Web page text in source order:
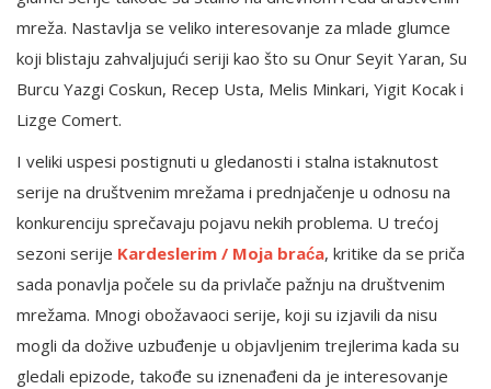
mreža. Nastavlja se veliko interesovanje za mlade glumce
koji blistaju zahvaljujući seriji kao što su Onur Seyit Yaran, Su
Burcu Yazgi Coskun, Recep Usta, Melis Minkari, Yigit Kocak i
Lizge Comert.
I veliki uspesi postignuti u gledanosti i stalna istaknutost
serije na društvenim mrežama i prednjačenje u odnosu na
konkurenciju sprečavaju pojavu nekih problema. U trećoj
sezoni serije Kardeslerim / Moja braća, kritike da se priča
sada ponavlja počele su da privlače pažnju na društvenim
mrežama. Mnogi obožavaoci serije, koji su izjavili da nisu
mogli da dožive uzbuđenje u objavljenim trejlerima kada su
gledali epizode, takođe su iznenađeni da je interesovanje